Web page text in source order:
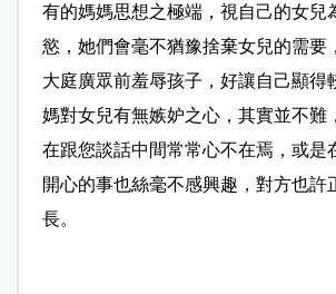
有的媽媽思想之極端，視自己的女兒
慾，她們會毫不猶豫捨棄女兒的需要
大庭廣眾前羞辱孩子，好讓自己顯得
媽對女兒有無嫉妒之心，其實並不難
在跟您談話中間常常心不在焉，或是
開心的事也絲毫不感興趣，對方也許
長。